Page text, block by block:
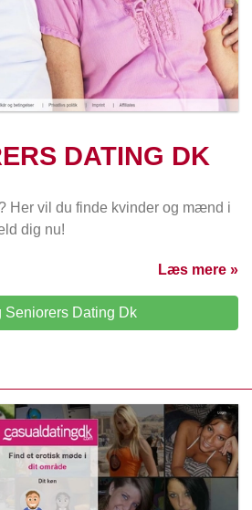
DATING DK
Her vil du finde kvinder og mænd i
dig nu!
Læs mere »
Seniorers Dating Dk